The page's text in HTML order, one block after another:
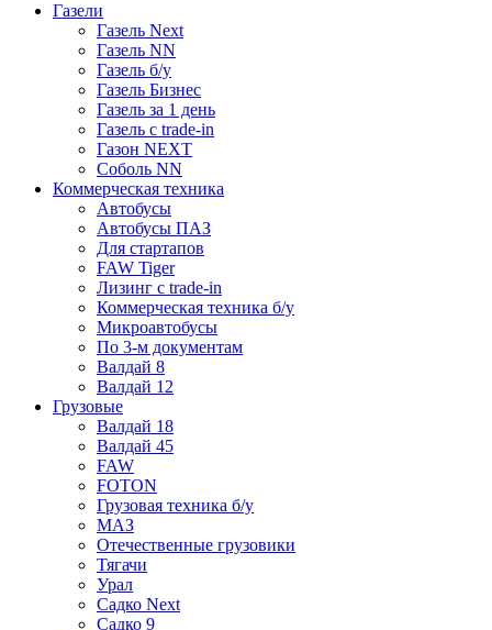
Газели
Газель Next
Газель NN
Газель б/у
Газель Бизнес
Газель за 1 день
Газель с trade-in
Газон NEXT
Соболь NN
Коммерческая техника
Автобусы
Автобусы ПАЗ
Для стартапов
FAW Tiger
Лизинг с trade-in
Коммерческая техника б/у
Микроавтобусы
По 3-м документам
Валдай 8
Валдай 12
Грузовые
Валдай 18
Валдай 45
FAW
FOTON
Грузовая техника б/у
МАЗ
Отечественные грузовики
Тягачи
Урал
Садко Next
Садко 9